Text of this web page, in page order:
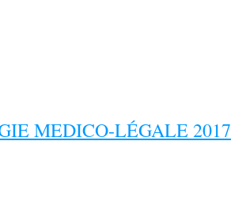
MEDICO-LÉGALE 2017